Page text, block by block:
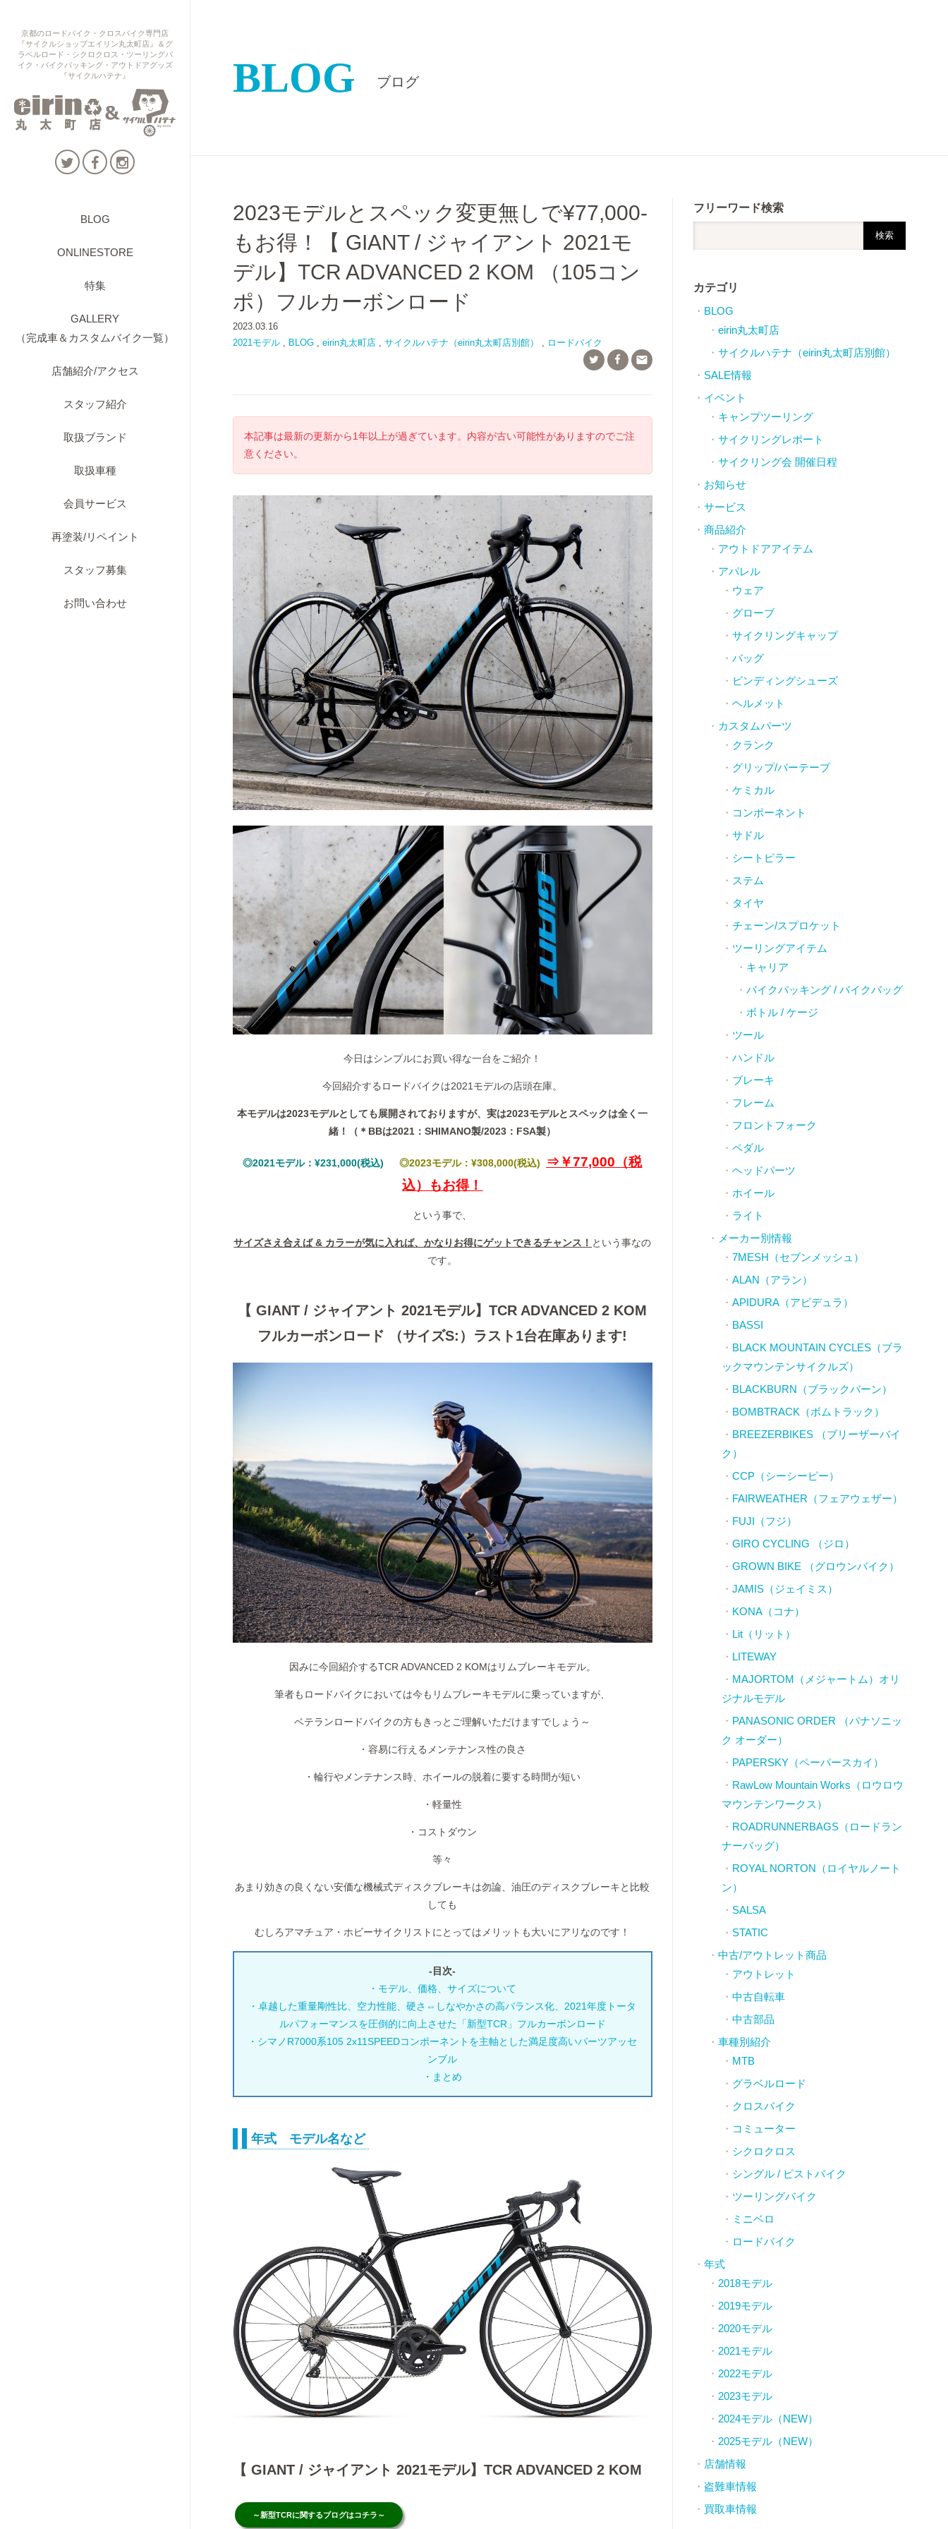
京都のロードバイク・クロスバイク専門店
『サイクルショップエイリン丸太町店』＆グ
ラベルロード・シクロクロス・ツーリングバ
イク・バイクパッキング・アウトドアグッズ
『サイクルハテナ』
BLOG
ONLINESTORE
特集
GALLERY
（完成車＆カスタムバイク一覧）
店舗紹介/アクセス
スタッフ紹介
取扱ブランド
取扱車種
会員サービス
再塗装/リペイント
スタッフ募集
お問い合わせ
BLOG ブログ
2023モデルとスペック変更無しで¥77,000-
もお得！【 GIANT / ジャイアント 2021モ
デル】TCR ADVANCED 2 KOM （105コン
ポ）フルカーボンロード
2023.03.16
2021モデル , BLOG , eirin丸太町店 , サイクルハテナ（eirin丸太町店別館） , ロードバイク

本記事は最新の更新から1年以上が過ぎています。内容が古い可能性がありますのでご注
意ください。
今日はシンプルにお買い得な一台をご紹介！
今回紹介するロードバイクは2021モデルの店頭在庫。
本モデルは2023モデルとしても展開されておりますが、実は2023モデルとスペックは全く一
緒！（＊BBは2021：SHIMANO製/2023：FSA製）
◎2021モデル：¥231,000(税込) ◎2023モデル：¥308,000(税込)
⇒￥77,000（税
込）もお得！
という事で、
サイズさえ合えば & カラーが気に入れば、かなりお得にゲットできるチャンス！ という事なの
です。
【 GIANT / ジャイアント 2021モデル】TCR ADVANCED 2 KOM
フルカーボンロード （サイズS:）ラスト1台在庫あります!
因みに今回紹介するTCR ADVANCED 2 KOMはリムブレーキモデル。
筆者もロードバイクにおいては今もリムブレーキモデルに乗っていますが、
ベテランロードバイクの方もきっとご理解いただけますでしょう～
・容易に行えるメンテナンス性の良さ
・輪行やメンテナンス時、ホイールの脱着に要する時間が短い
・軽量性
・コストダウン
等々
あまり効きの良くない安価な機械式ディスクブレーキは勿論、油圧のディスクブレーキと比較
しても
むしろアマチュア・ホビーサイクリストにとってはメリットも大いにアリなのです！
-目次-
・モデル、価格、サイズについて
・卓越した重量剛性比、空力性能、硬さ⇔しなやかさの高バランス化、2021年度トータ
ルパフォーマンスを圧倒的に向上させた「新型TCR」フルカーボンロード
・シマノR7000系105 2x11SPEEDコンポーネントを主軸とした満足度高いパーツアッセ
ンブル
・まとめ
年式 モデル名など
【 GIANT / ジャイアント 2021モデル】TCR ADVANCED 2 KOM
～新型TCRに関するブログはコチラ～
フリーワード検索
カテゴリ
BLOG
eirin丸太町店
サイクルハテナ（eirin丸太町店別館）
SALE情報
イベント
キャンプツーリング
サイクリングレポート
サイクリング会 開催日程
お知らせ
サービス
商品紹介
アウトドアアイテム
アパレル
ウェア
グローブ
サイクリングキャップ
バッグ
ビンディングシューズ
ヘルメット
カスタムパーツ
クランク
グリップ/バーテープ
ケミカル
コンポーネント
サドル
シートピラー
ステム
タイヤ
チェーン/スプロケット
ツーリングアイテム
キャリア
バイクパッキング / バイクバッグ
ボトル / ケージ
ツール
ハンドル
ブレーキ
フレーム
フロントフォーク
ペダル
ヘッドパーツ
ホイール
ライト
メーカー別情報
7MESH（セブンメッシュ）
ALAN（アラン）
APIDURA（アピデュラ）
BASSI
BLACK MOUNTAIN CYCLES（ブラ
ックマウンテンサイクルズ）
BLACKBURN（ブラックバーン）
BOMBTRACK（ボムトラック）
BREEZERBIKES （ブリーザーバイ
ク）
CCP（シーシーピー）
FAIRWEATHER（フェアウェザー）
FUJI（フジ）
GIRO CYCLING （ジロ）
GROWN BIKE （グロウンバイク）
JAMIS（ジェイミス）
KONA（コナ）
Lit（リット）
LITEWAY
MAJORTOM（メジャートム）オリ
ジナルモデル
PANASONIC ORDER （パナソニッ
ク オーダー）
PAPERSKY（ペーパースカイ）
RawLow Mountain Works（ロウロウ
マウンテンワークス）
ROADRUNNERBAGS（ロードラン
ナーバッグ）
ROYAL NORTON（ロイヤルノート
ン）
SALSA
STATIC
中古/アウトレット商品
アウトレット
中古自転車
中古部品
車種別紹介
MTB
グラベルロード
クロスバイク
コミューター
シクロクロス
シングル / ピストバイク
ツーリングバイク
ミニベロ
ロードバイク
年式
2018モデル
2019モデル
2020モデル
2021モデル
2022モデル
2023モデル
2024モデル（NEW）
2025モデル（NEW）
店舗情報
盗難車情報
買取車情報